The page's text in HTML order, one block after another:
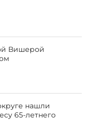
Вишерой
нашли
65-летнего